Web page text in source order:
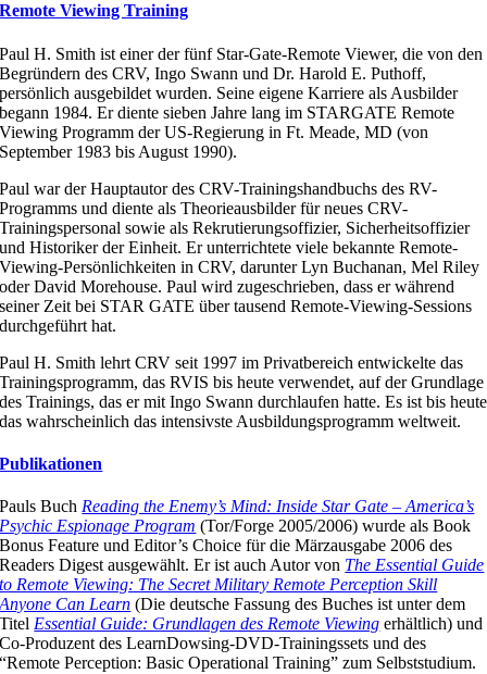
Remote Viewing Training
Paul H. Smith ist einer der fünf Star-Gate-Remote Viewer, die von den
Begründern des CRV, Ingo Swann und Dr. Harold E. Puthoff,
persönlich ausgebildet wurden. Seine eigene Karriere als Ausbilder
begann 1984. Er diente sieben Jahre lang im STARGATE Remote
Viewing Programm der US-Regierung in Ft. Meade, MD (von
September 1983 bis August 1990).
Paul war der Hauptautor des CRV-Trainingshandbuchs des RV-
Programms und diente als Theorieausbilder für neues CRV-
Trainingspersonal sowie als Rekrutierungsoffizier, Sicherheitsoffizier
und Historiker der Einheit. Er unterrichtete viele bekannte Remote-
Viewing-Persönlichkeiten in CRV, darunter Lyn Buchanan, Mel Riley
oder David Morehouse. Paul wird zugeschrieben, dass er während
seiner Zeit bei STAR GATE über tausend Remote-Viewing-Sessions
durchgeführt hat.
Paul H. Smith lehrt CRV seit 1997 im Privatbereich entwickelte das
Trainingsprogramm, das RVIS bis heute verwendet, auf der Grundlage
des Trainings, das er mit Ingo Swann durchlaufen hatte. Es ist bis heute
das wahrscheinlich das intensivste Ausbildungsprogramm weltweit.
Publikationen
Pauls Buch Reading the Enemy’s Mind: Inside Star Gate – America’s
Psychic Espionage Program (Tor/Forge 2005/2006) wurde als Book
Bonus Feature und Editor’s Choice für die Märzausgabe 2006 des
Readers Digest ausgewählt. Er ist auch Autor von The Essential Guide
to Remote Viewing: The Secret Military Remote Perception Skill
Anyone Can Learn (Die deutsche Fassung des Buches ist unter dem
Titel Essential Guide: Grundlagen des Remote Viewing erhältlich) und
Co-Produzent des LearnDowsing-DVD-Trainingssets und des
“Remote Perception: Basic Operational Training” zum Selbststudium.